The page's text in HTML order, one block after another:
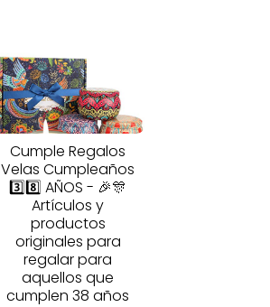
Cumple Regalos
Velas Cumpleaños
3️⃣8️⃣ AÑOS - 🎉🎊
Artículos y
productos
originales para
regalar para
aquellos que
cumplen 38 años